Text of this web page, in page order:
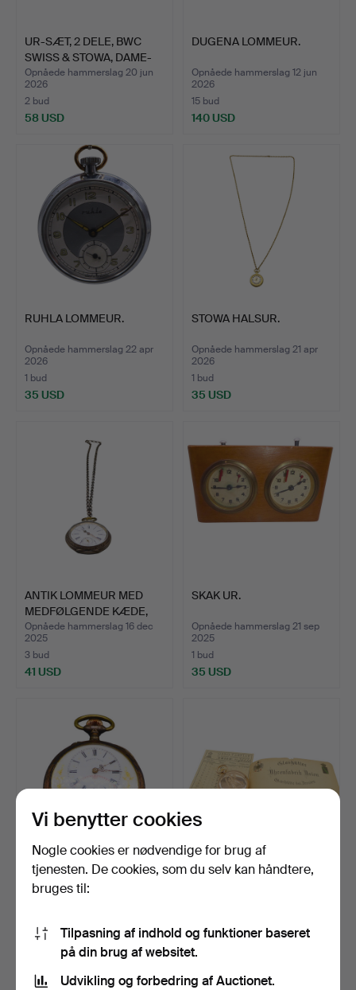
UR-SÆT, 2 DELE, BWC
SWISS & STOWA, DAME-
LO…
Opnåede hammerslag 20 jun
2026
2 bud
58 USD
DUGENA LOMMEUR.
Opnåede hammerslag 12 jun
2026
15 bud
140 USD
RUHLA LOMMEUR.
Opnåede hammerslag 22 apr
2026
1 bud
35 USD
STOWA HALSUR.
Opnåede hammerslag 21 apr
2026
1 bud
35 USD
ANTIK LOMMEUR MED
MEDFØLGENDE KÆDE,
AVANCE…
Opnåede hammerslag 16 dec
2025
3 bud
41 USD
SKAK UR.
Opnåede hammerslag 21 sep
2025
1 bud
35 USD
CYLINDERLOMMEUR
LAVET AF RØDT METAL
18 bud
176 USD
ORIGINAL LOMMEUR
10 bud
1.502 USD
Vi benytter cookies
Nogle cookies er nødvendige for brug af
tjenesten. De cookies, som du selv kan håndtere,
bruges til:
Tilpasning af indhold og funktioner baseret
på din brug af websitet.
Udvikling og forbedring af Auctionet.